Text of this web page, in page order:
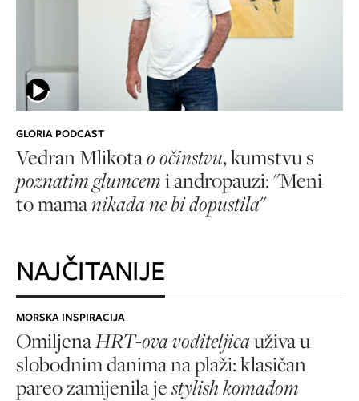
GLORIA PODCAST
Vedran Mlikotao očinstvu, kumstvu s
poznatim glumcemi andropauzi: "Meni
to mamanikada ne bi dopustila"
NAJČITANIJE
MORSKA INSPIRACIJA
OmiljenaHRT-ova voditeljicauživa u
slobodnim danima na plaži: klasičan
pareo zamijenila jestylish komadom